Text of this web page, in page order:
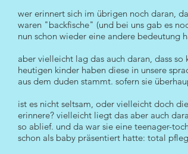
wer erinnert sich im übrigen noch daran,
waren "backfische" (und bei uns gab es
nun schon wieder eine andere bedeutung
aber vielleicht lag das auch daran, dass
heutigen kinder haben diese in unsere
aus dem duden stammt. sofern sie
ist es nicht seltsam, oder vielleicht doch
erinnere? vielleicht liegt das aber auch
so ablief. und da war sie eine teenager-
schon als baby präsentiert hatte: total